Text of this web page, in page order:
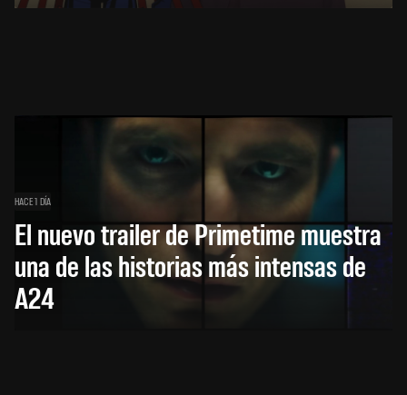
HACE 1 DÍA
El nuevo trailer de Primetime muestra
una de las historias más intensas de
A24